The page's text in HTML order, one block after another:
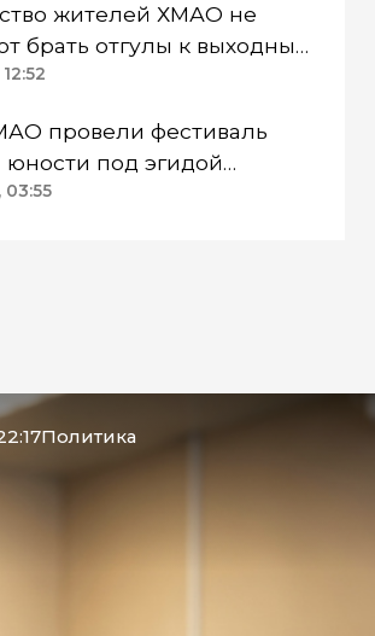
жителей ХМАО не
брать отгулы к выходным
провели фестиваль
юности под эгидой
Первых»
Политика